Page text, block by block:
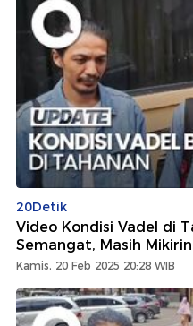
20Detik
Video Kondisi Vadel di
Semangat, Masih
Kamis, 20 Feb 2025 20:28 WIB